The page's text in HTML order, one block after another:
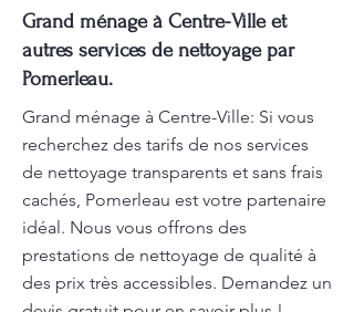
Grand ménage à Centre-Ville et
autres services de nettoyage par
Pomerleau.
Grand ménage à Centre-Ville: Si vous
recherchez des tarifs de nos services
de nettoyage transparents et sans frais
cachés, Pomerleau est votre partenaire
idéal. Nous vous offrons des
prestations de nettoyage de qualité à
des prix très accessibles. Demandez un